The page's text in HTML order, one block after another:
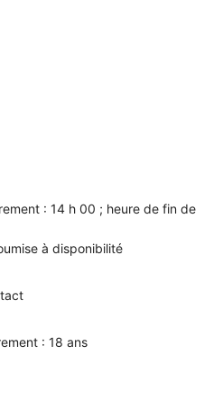
: 14 h 00 ; heure de fin de
à disponibilité
: 18 ans